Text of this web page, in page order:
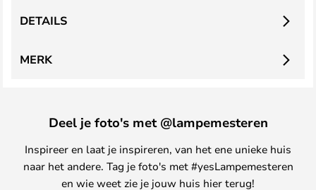
DETAILS
MERK
Deel je foto's met @lampemesteren
Inspireer en laat je inspireren, van het ene unieke huis
naar het andere. Tag je foto's met #yesLampemesteren
en wie weet zie je jouw huis hier terug!